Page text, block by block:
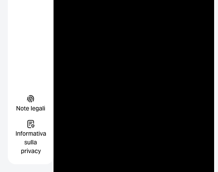
Note legali
Informativa
sulla
privacy